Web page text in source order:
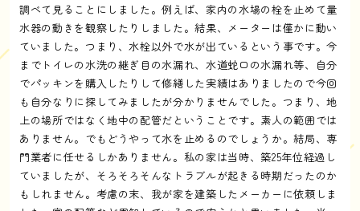
調べて見ることにしました。例えば、家内の水場の栓を止めて量
水器の動きを観察したりしました。結果、メーターは僅かに動い
ていました。つまり、水栓以外で水が出ているという事です。今
までトイレの水洗の継ぎ目の水漏れ、水道蛇口の水漏れ等、自分
でパッキンを購入したりして修繕した実績はありましたので今回
も自分なりに探してみましたが分かりませんでした。つまり、地
上の場所ではなく地中の配管だということです。素人の範囲では
ありません。でもどうやって水を止めるのでしょうか。結局、専
門業者に任せるしかありません。私の家は当時、築25年位経過し
ていましたが、そろそろそんなトラブルが起きる時期だったのか
もしれません。考慮の末、我が家を建築したメーカーに依頼しま